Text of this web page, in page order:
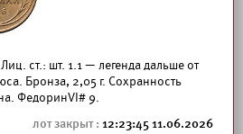
Лиц. ст.: шт. 1.1 — легенда дальше от
Бронза, 2,05 г. Сохранность
ФедоринVI# 9.
12:23:45 11.06.2026